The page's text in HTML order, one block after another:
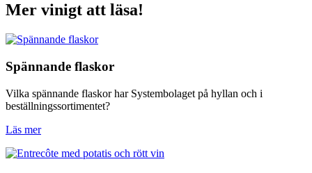
Mer vinigt att läsa!
Spännande flaskor
Vilka spännande flaskor har Systembolaget på hyllan och i
beställningssortimentet?
Läs mer